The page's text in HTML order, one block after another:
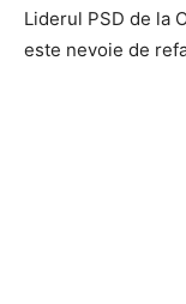
Liderul PSD de la
este nevoie de